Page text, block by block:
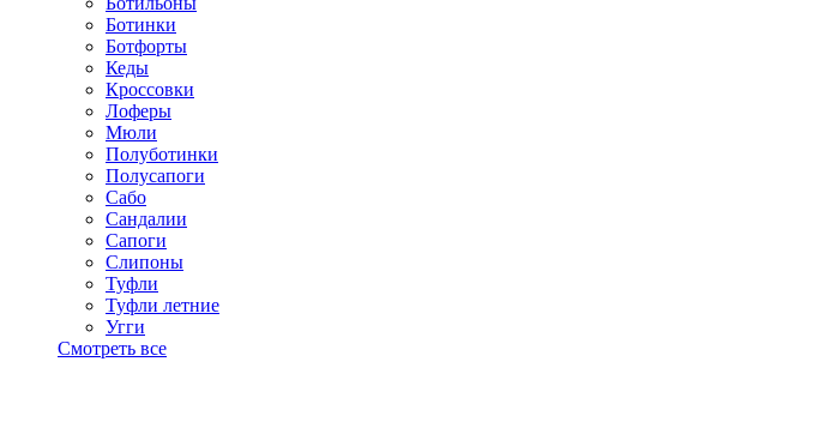
Ботинки
Ботфорты
Кеды
Кроссовки
Лоферы
Мюли
Полуботинки
Полусапоги
Сабо
Сандалии
Сапоги
Слипоны
Туфли
Туфли летние
Угги
Смотреть все